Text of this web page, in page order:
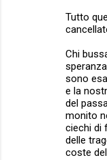
Tutto
Chi
sono
e la
del
monito
ciechi di
delle
coste